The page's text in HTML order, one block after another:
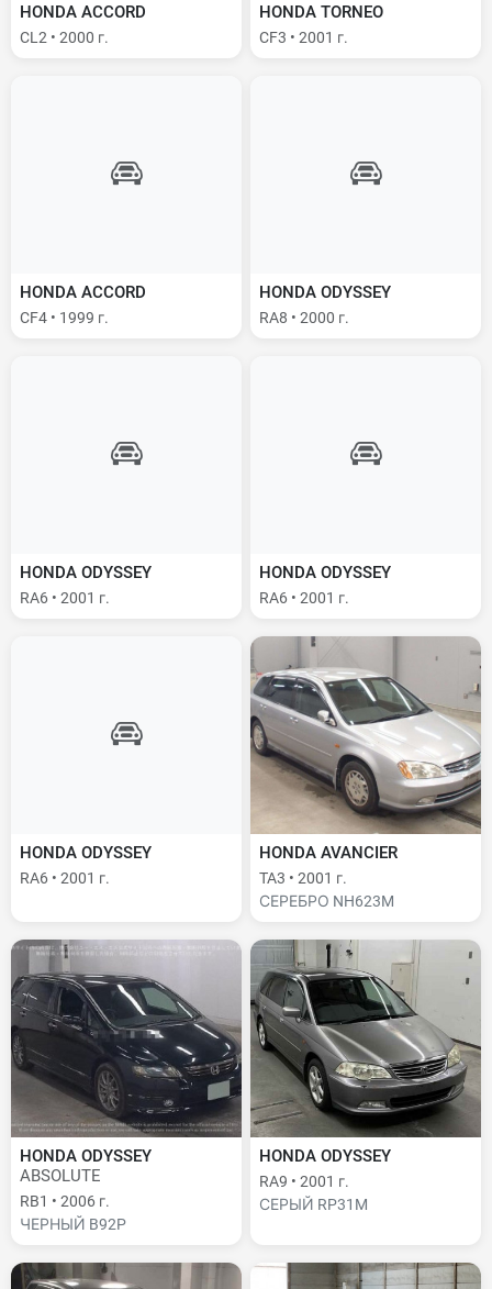
HONDA ACCORD
CL2 • 2000 г.
HONDA TORNEO
CF3 • 2001 г.
HONDA ACCORD
CF4 • 1999 г.
HONDA ODYSSEY
RA8 • 2000 г.
HONDA ODYSSEY
RA6 • 2001 г.
HONDA ODYSSEY
RA6 • 2001 г.
HONDA ODYSSEY
RA6 • 2001 г.
HONDA AVANCIER
TA3 • 2001 г.
СЕРЕБРО NH623M
HONDA ODYSSEY
ABSOLUTE
RB1 • 2006 г.
ЧЕРНЫЙ B92P
HONDA ODYSSEY
RA9 • 2001 г.
СЕРЫЙ RP31M